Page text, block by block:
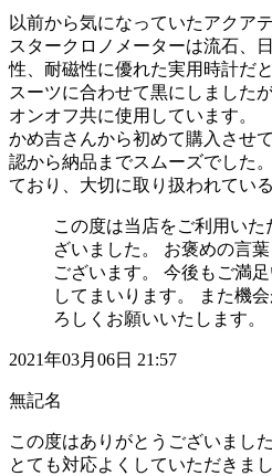
以前から気になっていたアクア
スタークロノメーターは流石、
性、耐磁性に優れた実用時計だと
スーツに合わせて黒にしました
オンオフ共に使用しています。
かめ吉さんから初めて購入させ
認から納品までスムーズでした
ており、大切に取り扱われてい
この度は当店をご利用い
ざいました。 お褒めの言
ございます。 今後もご満
してまいります。 また機
ろしくお願いいたします。
2021年03月06日 21:57
無記名
この度はありがとうございまし
とても対応よくしていただきまし